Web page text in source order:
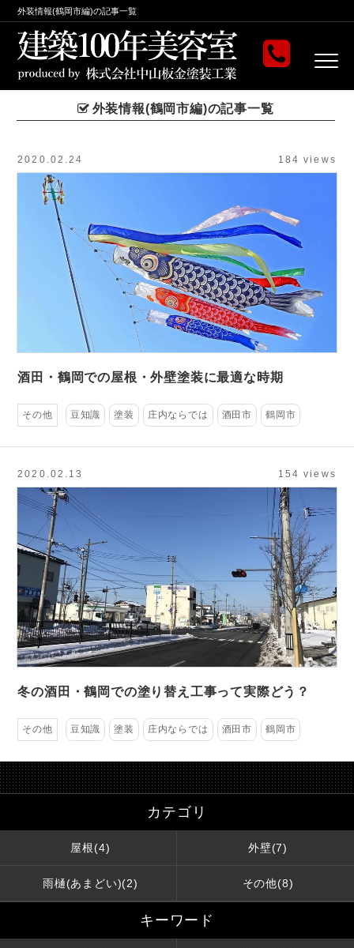
外装情報(鶴岡市編)の記事一覧
外装情報(鶴岡市編)の記事一覧
2020.02.24 184 views
酒田・鶴岡での屋根・外壁塗装に最適な時期
その他 豆知識 塗装 庄内ならでは 酒田市 鶴岡市
2020.02.13 154 views
冬の酒田・鶴岡での塗り替え工事って実際どう？
その他 豆知識 塗装 庄内ならでは 酒田市 鶴岡市
カテゴリ
屋根(4) 外壁(7)
雨樋(あまどい)(2) その他(8)
キーワード